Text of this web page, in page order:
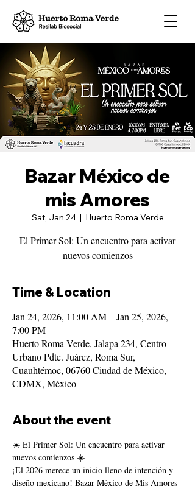
Bazar México de
mis Amores
Sat, Jan 24
  |
Huerto Roma Verde
El Primer Sol: Un encuentro para activar
nuevos comienzos
Time & Location
Jan 24, 2026, 11:00 AM – Jan 25, 2026,
7:00 PM
Huerto Roma Verde, Jalapa 234, Centro
Urbano Pdte. Juárez, Roma Sur,
Cuauhtémoc, 06760 Ciudad de México,
CDMX, México
About the event
☀️ El Primer Sol: Un encuentro para activar
nuevos comienzos ☀️
¡El 2026 merece un inicio lleno de intención y
diseño mexicano! Bazar México de Mis Amores